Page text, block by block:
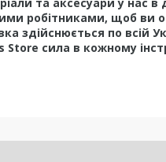
та аксесуари у нас
робітниками, щоб ви
здійснюється по всій
сила в кожному